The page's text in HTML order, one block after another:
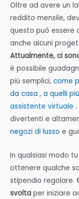
Oltre ad avere un
reddito mensile,
questo può essere
anche alcuni
Attualmente, ci
è possibile
più semplici, come
da casa , a quelli
assistente virtuale .
divertenti e
negozi di lusso e
In qualsiasi modo
ottenere qualche
stipendio regolare.
svolta per iniziare